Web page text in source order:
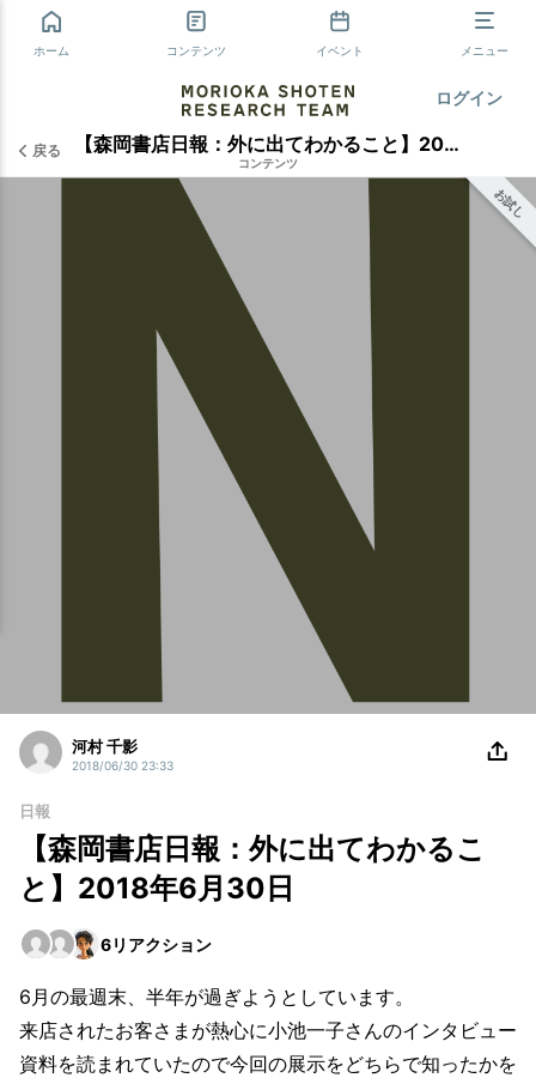
ホーム コンテンツ イベント メニュー
ログイン
戻る 【森岡書店日報：外に出てわかること】2018年6月30日
コンテンツ
お試し
河村 千影
2018/06/30 23:33
日報
【森岡書店日報：外に出てわかるこ
と】2018年6月30日
6リアクション
6月の最週末、半年が過ぎようとしています。
来店されたお客さまが熱心に小池一子さんのインタビュー
資料を読まれていたので今回の展示をどちらで知ったかを